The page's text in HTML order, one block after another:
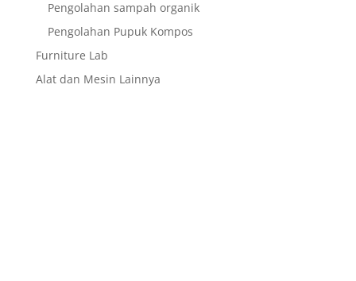
Pengolahan sampah organik
Pengolahan Pupuk Kompos
Furniture Lab
Alat dan Mesin Lainnya